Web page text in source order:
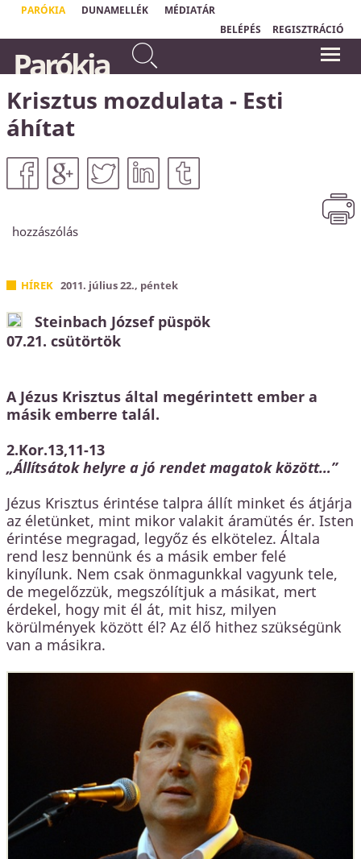
PARÓKIA DUNAMELLÉK
MÉDIATÁR
BELÉPÉS
REGISZTRÁCIÓ
Mert egyenesek az Úr útjai: az
igazak járnak rajtuk, a
vétkesek elbuknak rajtuk.
"Ha jó kézből vesszük a hírt, hogy
bízhatunk Benne, még ha nem is értjük
Őt és útjai rejtve maradnak is előttünk."
Matthias Claudius
Parókia
Krisztus mozdulata - Esti
áhítat
hozzászólás
HÍREK 2011. július 22., péntek
Steinbach József püspök
07.21. csütörtök
A Jézus Krisztus által megérintett ember a
másik emberre talál.
2.Kor.13,11-13
„Állítsátok helyre a jó rendet magatok között…”
Jézus Krisztus érintése talpra állít minket és átjárja
az életünket, mint mikor valakit áramütés ér. Isten
érintése megragad, legyőz és elkötelez. Általa
rend lesz bennünk és a másik ember felé
kinyílunk. Nem csak önmagunkkal vagyunk tele,
de megelőzzük, megszólítjuk a másikat, mert
érdekel, hogy mit él át, mit hisz, milyen
körülmények között él? Az élő hithez szükségünk
van a másikra.